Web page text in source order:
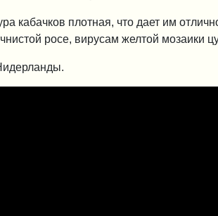
кабачков плотная, что дает им
росе, вирусам желтой мозаики